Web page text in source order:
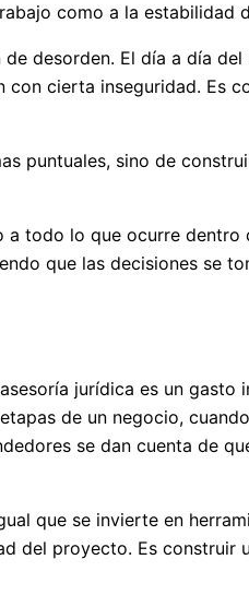
como a la estabilidad
desorden. El día a día del
cierta inseguridad. Es
puntuales, sino de
todo lo que ocurre dentro
que las decisiones se
jurídica es un gasto
de un negocio,
se dan cuenta de
que se invierte en
del proyecto. Es construir